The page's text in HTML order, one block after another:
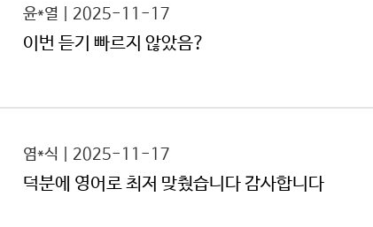
윤*열 | 2025-11-17
이번 듣기 빠르지 않았음?
염*식 | 2025-11-17
덕분에 영어로 최저 맞췄습니다 감사합니다